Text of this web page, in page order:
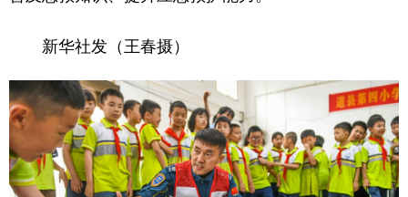
新华社发（王春摄）